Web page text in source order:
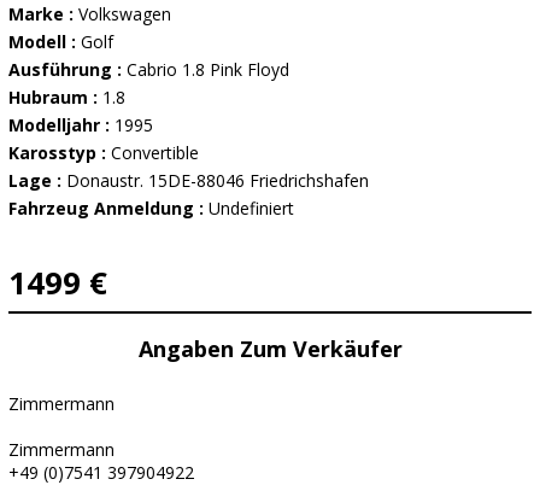
Marke : Volkswagen
Modell : Golf
Ausführung : Cabrio 1.8 Pink Floyd
Hubraum : 1.8
Modelljahr : 1995
Karosstyp : Convertible
Lage : Donaustr. 15DE-88046 Friedrichshafen
Fahrzeug Anmeldung : Undefiniert
1499 €
Angaben Zum Verkäufer
Zimmermann
Zimmermann
+49 (0)7541 397904922